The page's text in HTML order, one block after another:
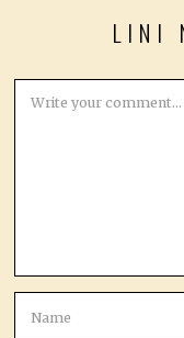
LINI